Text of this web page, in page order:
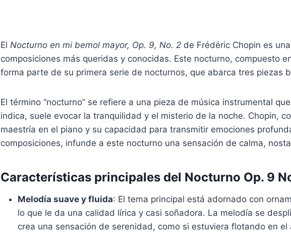
El Nocturno en mi bemol mayor, Op. 9, No. 2 de Frédéric Chopin es
composiciones más queridas y conocidas. Este nocturno, compuesto
forma parte de su primera serie de nocturnos, que abarca tres piezas
El término “nocturno” se refiere a una pieza de música instrumental
indica, suele evocar la tranquilidad y el misterio de la noche. Chopin,
maestría en el piano y su capacidad para transmitir emociones
composiciones, infunde a este nocturno una sensación de calma,
Características principales del Nocturno Op. 9
Melodía suave y fluida: El tema principal está adornado con
lo que le da una calidad lírica y casi soñadora. La melodía se
crea una sensación de serenidad, como si estuviera flotando en el